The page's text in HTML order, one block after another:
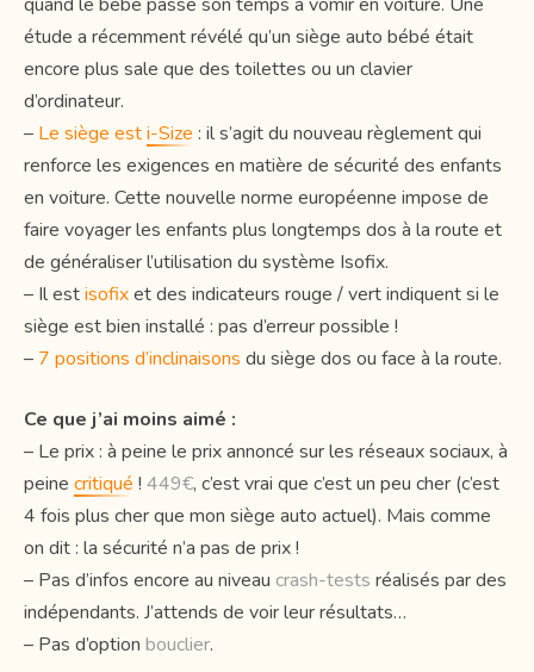
étude a récemment révélé qu’un siège auto bébé était
encore plus sale que des toilettes ou un clavier
d’ordinateur.
– Le siège esti-Size : il s’agit du nouveau règlement qui
renforce les exigences en matière de sécurité des enfants
en voiture. Cette nouvelle norme européenne impose de
faire voyager les enfants plus longtemps dos à la route et
de généraliser l’utilisation du système Isofix.
– Il estisofixet des indicateurs rouge / vert indiquent si le
siège est bien installé : pas d’erreur possible !
– 7 positions d’inclinaisons du siège dos ou face à la route.
Ce que j’ai moins aimé :
– Le prix : à peine le prix annoncé sur les réseaux sociaux, à
peine critiqué ! 449€, c’est vrai que c’est un peu cher (c’est
4 fois plus cher que mon siège auto actuel). Mais comme
on dit : la sécurité n’a pas de prix !
– Pas d’infos encore au niveau crash-tests réalisés par des
indépendants. J’attends de voir leur résultats…
– Pas d’option bouclier.